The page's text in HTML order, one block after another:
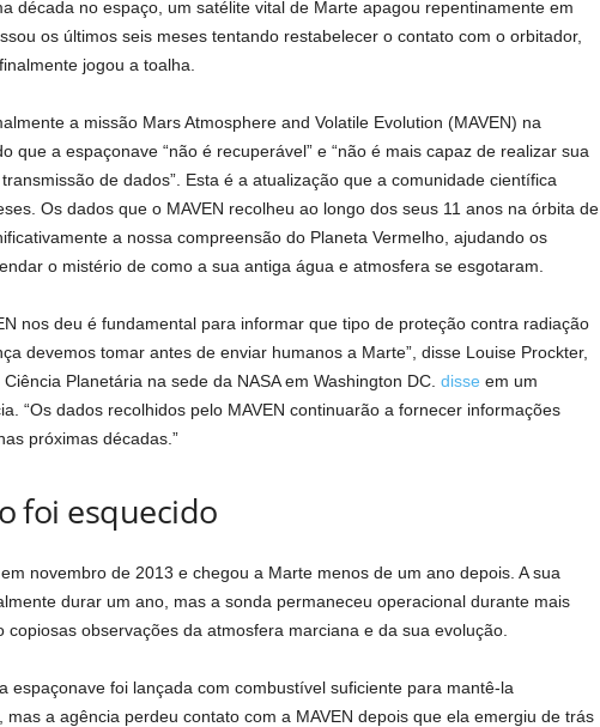
década no espaço, um satélite vital de Marte apagou repentinamente em
os últimos seis meses tentando restabelecer o contato com o orbitador,
jogou a toalha.
a missão Mars Atmosphere and Volatile Evolution (MAVEN) na
que a espaçonave “não é recuperável” e “não é mais capaz de realizar sua
de dados”. Esta é a atualização que a comunidade científica
Os dados que o MAVEN recolheu ao longo dos seus 11 anos na órbita de
a nossa compreensão do Planeta Vermelho, ajudando os
o mistério de como a sua antiga água e atmosfera se esgotaram.
nos deu é fundamental para informar que tipo de proteção contra radiação
devemos tomar antes de enviar humanos a Marte”, disse Louise Prockter,
Planetária na sede da NASA em Washington DC. disse em um
“Os dados recolhidos pelo MAVEN continuarão a fornecer informações
próximas décadas.”
foi esquecido
novembro de 2013 e chegou a Marte menos de um ano depois. A sua
durar um ano, mas a sonda permaneceu operacional durante mais
copiosas observações da atmosfera marciana e da sua evolução.
espaçonave foi lançada com combustível suficiente para mantê-la
mas a agência perdeu contato com a MAVEN depois que ela emergiu de trás